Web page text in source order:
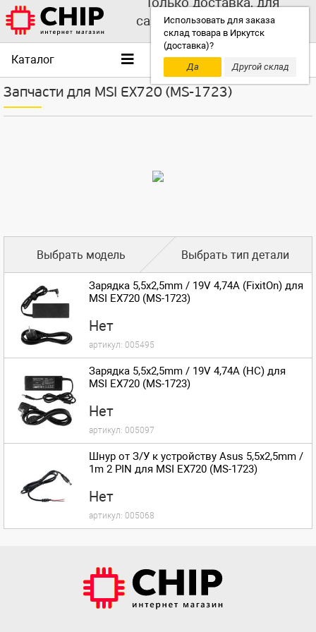
Использовать для заказа
склад товара в Иркутск
(доставка)?
Да
Другой склад
самовывоза выбирайте
другой склад!
Каталог
Запчасти для MSI EX720 (MS-1723)
Выбрать модель Выбрать тип детали
Зарядка 5,5x2,5mm / 19V 4,74A (FixitOn) для
MSI EX720 (MS-1723)
Нет
артикул: 005495
Зарядка 5,5x2,5mm / 19V 4,74A (HC) для
MSI EX720 (MS-1723)
Нет
артикул: 005097
Шнур от З/У к устройству Asus 5,5x2,5mm /
1m 2 PIN для MSI EX720 (MS-1723)
Нет
артикул: 005068